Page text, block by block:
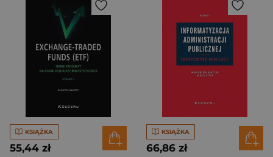
KSIĄŻKA
55,44 zł
KSIĄŻKA
66,86 zł